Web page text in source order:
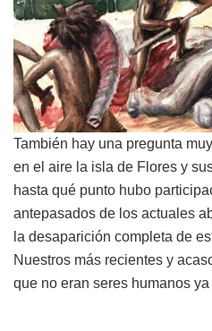
También hay una pregunta
en el aire la isla de Flores y
hasta qué punto hubo
antepasados de los actuales
la desaparición completa de
Nuestros más recientes y
que no eran seres humanos